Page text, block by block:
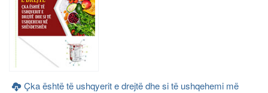
Çka është të ushqyerit e drejtë dhe si të ushqehemi më